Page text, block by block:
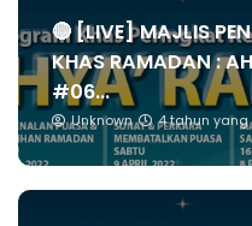
🔴 [LIVE] MAJLIS
KHAS RAMADAN :
#06...
Unknown 4 tahun yang